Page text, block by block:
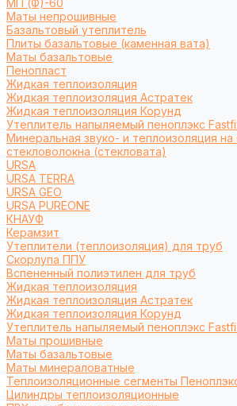
МП (Ф)-60
Маты непрошивные
Базальтовый утеплитель
Плиты базальтовые (каменная вата)
Маты базальтовые
Пенопласт
Жидкая теплоизоляция
Жидкая теплоизоляция Астратек
Жидкая теплоизоляция Корунд
Утеплитель напыляемый пеноплэкс
Минеральная звуко- и теплоизоляция на
стекловолокна (стекловата)
URSA
URSA TERRA
URSA GEO
URSA PUREONE
КНАУФ
Керамзит
Утеплители (теплоизоляция) для труб
Cкорлупа ППУ
Вспененный полиэтилен для труб
Жидкая теплоизоляция
Жидкая теплоизоляция Астратек
Жидкая теплоизоляция Корунд
Утеплитель напыляемый пеноплэкс
Маты прошивные
Маты базальтовые
Маты минераловатные
Теплоизоляционные сегменты
Цилиндры теплоизоляционные